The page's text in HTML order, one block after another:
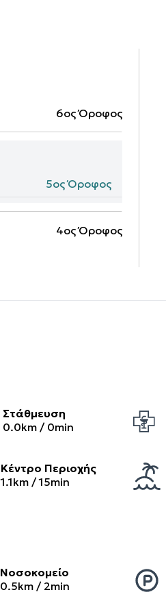
6ος Όροφος
5ος Όροφος
4ος Όροφος
Στάθμευση
0.0km / 0min
Κέντρο Περιοχής
1.1km /15min
Νοσοκομείο
0.5km / 2min